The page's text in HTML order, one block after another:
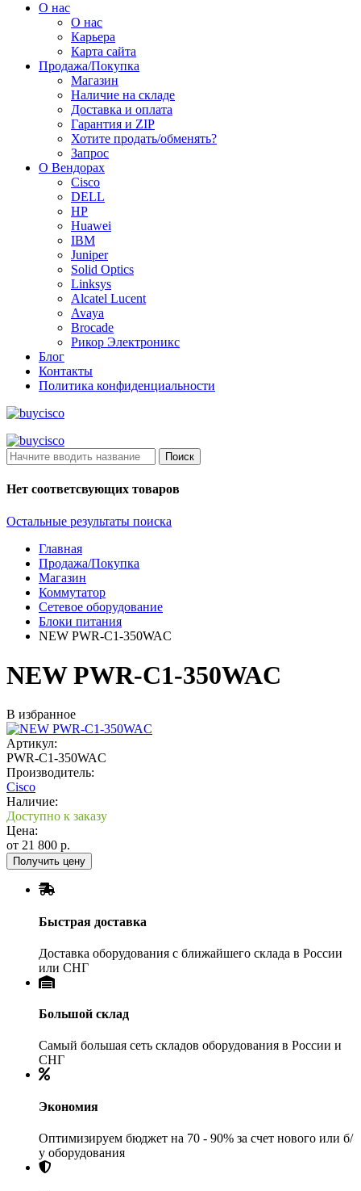
О нас
О нас
Карьера
Карта сайта
Продажа/Покупка
Магазин
Наличие на складе
Доставка и оплата
Гарантия и ZIP
Хотите продать/обменять?
Запрос
О Вендорах
Cisco
DELL
HP
Huawei
IBM
Juniper
Solid Optics
Linksys
Alcatel Lucent
Avaya
Brocade
Рикор Электроникс
Блог
Контакты
Политика конфиденциальности
Поиск
Нет соответсвующих товаров
Остальные результаты поиска
Главная
Продажа/Покупка
Магазин
Коммутатор
Сетевое оборудование
Блоки питания
NEW PWR-C1-350WAC
NEW PWR-C1-350WAC
В избранное
Артикул:
PWR-C1-350WAC
Производитель:
Cisco
Наличие:
Доступно к заказу
Цена:
от 21 800 р.
Получить цену
Быстрая доставка
Доставка оборудования с ближайшего склада в России
или СНГ
Большой склад
Самый большая сеть складов оборудования в России и
СНГ
Экономия
Оптимизируем бюджет на 70 - 90% за счет нового или б/
у оборудования